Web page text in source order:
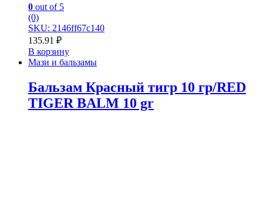
0 out of 5
(0)
SKU: 2146ff67c140
135.91 ₽
В корзину
Мази и бальзамы
Бальзам Красный тигр 10 гр/RED
TIGER BALM 10 gr